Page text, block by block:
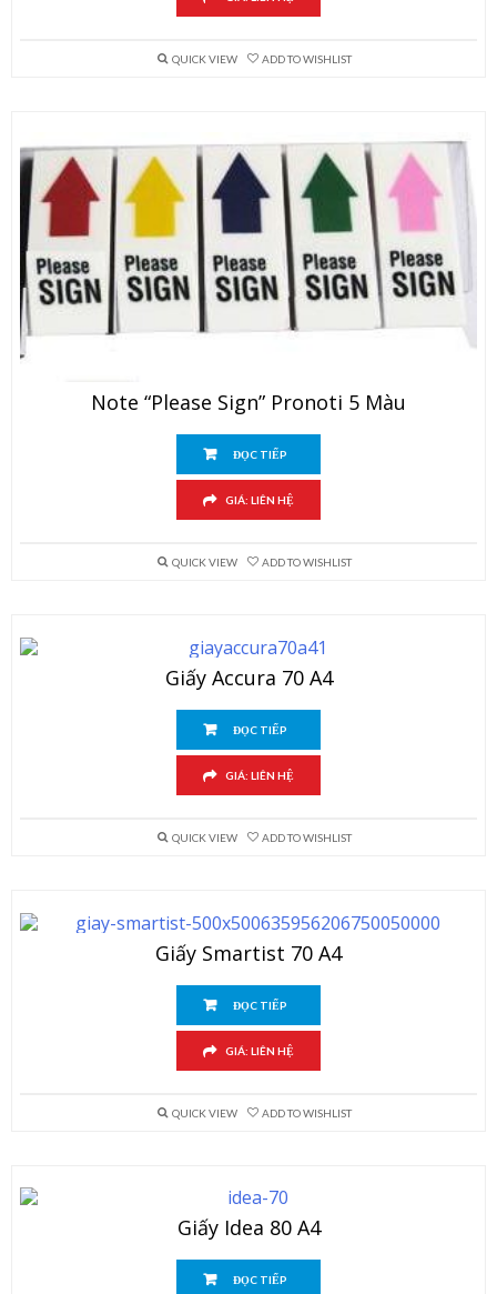
QUICK VIEW ADD TO WISHLIST
Note “Please Sign” Pronoti 5 Màu
ĐỌC TIẾP
GIÁ: LIÊN HỆ
QUICK VIEW ADD TO WISHLIST
Giấy Accura 70 A4
ĐỌC TIẾP
GIÁ: LIÊN HỆ
QUICK VIEW ADD TO WISHLIST
Giấy Smartist 70 A4
ĐỌC TIẾP
GIÁ: LIÊN HỆ
QUICK VIEW ADD TO WISHLIST
Giấy Idea 80 A4
ĐỌC TIẾP